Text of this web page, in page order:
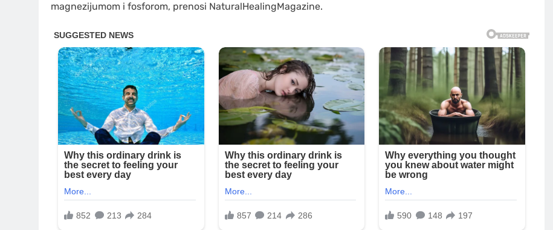
magnezijumom i fosforom, prenosi NaturalHealingMagazine.